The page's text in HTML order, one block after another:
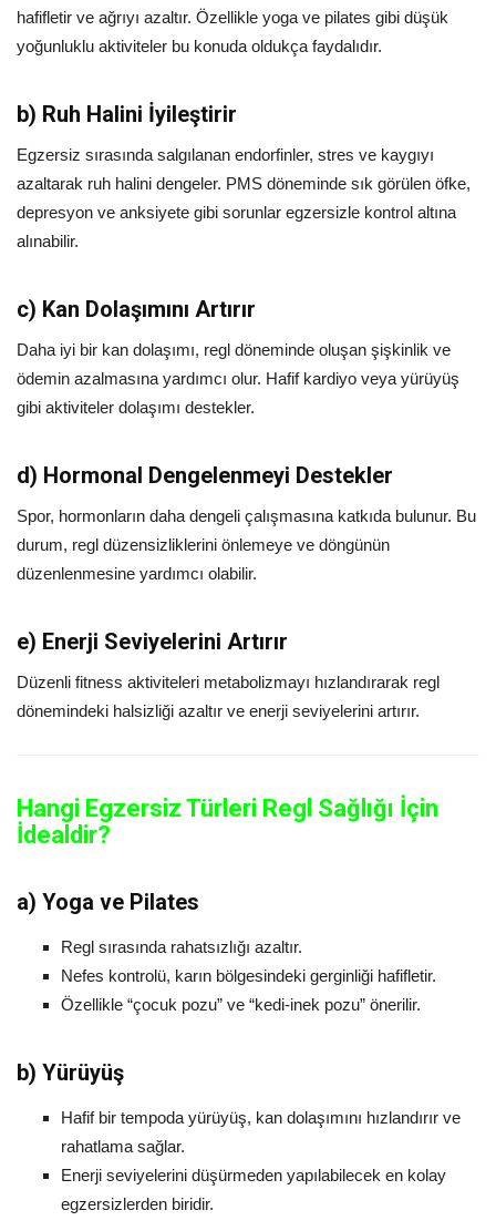
hafifletir ve ağrıyı azaltır. Özellikle yoga ve pilates gibi düşük
yoğunluklu aktiviteler bu konuda oldukça faydalıdır.
b) Ruh Halini İyileştirir
Egzersiz sırasında salgılanan endorfinler, stres ve kaygıyı
azaltarak ruh halini dengeler. PMS döneminde sık görülen öfke,
depresyon ve anksiyete gibi sorunlar egzersizle kontrol altına
alınabilir.
c) Kan Dolaşımını Artırır
Daha iyi bir kan dolaşımı, regl döneminde oluşan şişkinlik ve
ödemin azalmasına yardımcı olur. Hafif kardiyo veya yürüyüş
gibi aktiviteler dolaşımı destekler.
d) Hormonal Dengelenmeyi Destekler
Spor, hormonların daha dengeli çalışmasına katkıda bulunur. Bu
durum, regl düzensizliklerini önlemeye ve döngünün
düzenlenmesine yardımcı olabilir.
e) Enerji Seviyelerini Artırır
Düzenli fitness aktiviteleri metabolizmayı hızlandırarak regl
dönemindeki halsizliği azaltır ve enerji seviyelerini artırır.
Hangi Egzersiz Türleri Regl Sağlığı İçin
İdealdir?
a) Yoga ve Pilates
Regl sırasında rahatsızlığı azaltır.
Nefes kontrolü, karın bölgesindeki gerginliği hafifletir.
Özellikle “çocuk pozu” ve “kedi-inek pozu” önerilir.
b) Yürüyüş
Hafif bir tempoda yürüyüş, kan dolaşımını hızlandırır ve
rahatlama sağlar.
Enerji seviyelerini düşürmeden yapılabilecek en kolay
egzersizlerden biridir.